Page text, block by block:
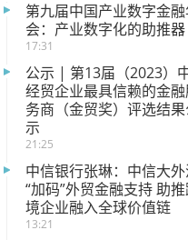
第九届中国产业数字金
会：产业数字化的助推器
17:31
公示 | 第13届（2023）
经贸企业最具信赖的金融
务商（金贸奖）评选结
示
21:25
中信银行张琳：​中信大外
“加码”外贸金融支持 助
境企业融入全球价值链
13:21